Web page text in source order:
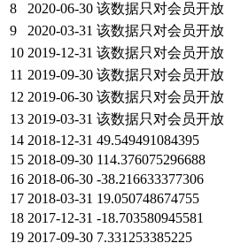
8
2020-06-30 该数据只对会员开放
9
2020-03-31 该数据只对会员开放
10 2019-12-31 该数据只对会员开放
11 2019-09-30 该数据只对会员开放
12 2019-06-30 该数据只对会员开放
13 2019-03-31 该数据只对会员开放
14 2018-12-31 49.549491084395
15 2018-09-30 114.376075296688
16 2018-06-30 -38.216633377306
17 2018-03-31 19.050748674755
18 2017-12-31 -18.703580945581
19 2017-09-30 7.331253385225